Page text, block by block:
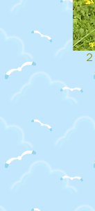
２